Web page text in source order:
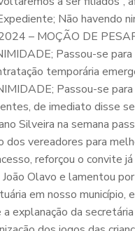
Não havendo
– MOÇÃO DE
Passou-se
temporária
Passou-se
de imediato disse
Silveira na semana
dos vereadores para
reforçou o convite
João Olavo e lamentou
em nosso município,
a explanação da